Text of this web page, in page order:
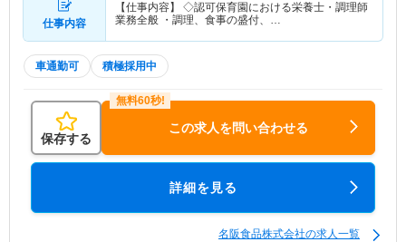
仕事内容
【仕事内容】 ◇認可保育園における栄養士・調理師
業務全般 ・調理、食事の盛付、…
車通勤可 積極採用中
保存する
この求人を問い合わせる
詳細を見る
名阪食品株式会社の求人一覧